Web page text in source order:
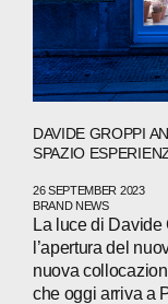
NEWS
PRESS
DAVIDE GROPPI
SPAZIO
26 SEPTEMBER 2023
BRAND NEWS
La luce di
l’apertura del
nuova
che oggi arriva a